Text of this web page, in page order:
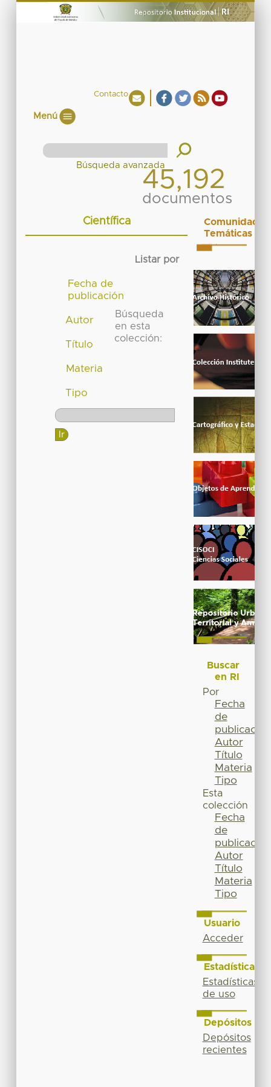
Contacto
Menú
45,192
documentos
Científica
Listar por
Fecha de
publicación
Autor
Título
Materia
Tipo
Búsqueda
en esta
colección:
Comunidades
Temáticas
Buscar
en RI
Por
Fecha
de
publicación
Autor
Título
Materia
Tipo
Esta
colección
Fecha
de
publicación
Autor
Título
Materia
Tipo
Usuario
Acceder
Estadísticas
Estadísticas
de uso
Depósitos
Depósitos
recientes